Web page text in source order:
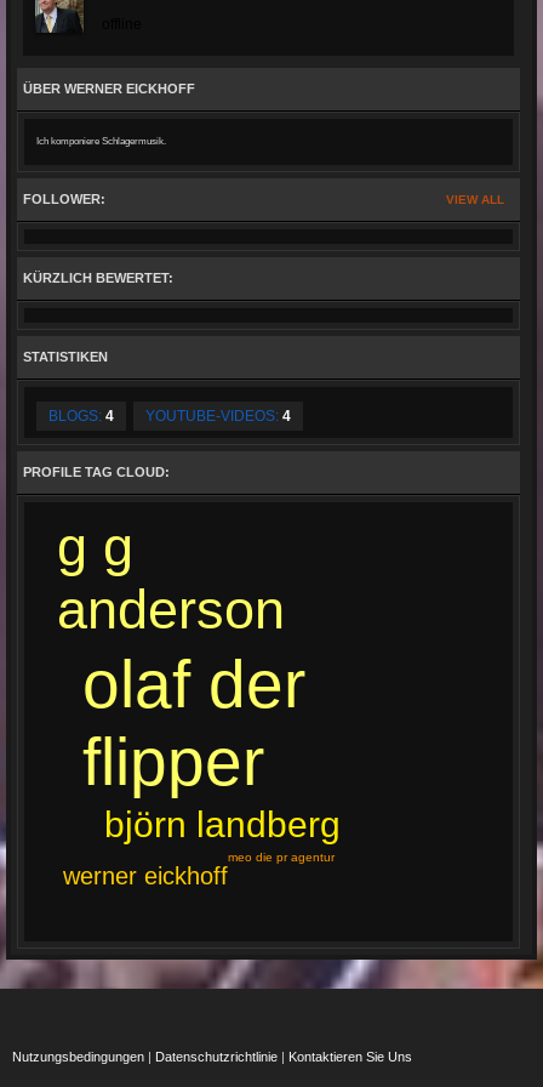
ÜBER WERNER EICKHOFF
Ich komponiere Schlagermusik.
VIEW ALL
FOLLOWER:
KÜRZLICH BEWERTET:
STATISTIKEN
BLOGS: 4 YOUTUBE-VIDEOS: 4
PROFILE TAG CLOUD:
olaf der
flipper
g g
anderson
björn landberg
werner eickhoff
meo die pr agentur
Nutzungsbedingungen Datenschutzrichtlinie Kontaktieren Sie Uns